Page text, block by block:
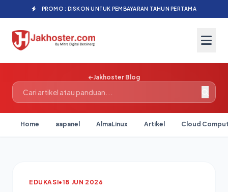
PROMO : DISKON UNTUK PEMBAYARAN TAHUN PERTAMA
Jakhoster Blog
Home aapanel AlmaLinux Artikel Cloud
EDUKASI•18 JUN 2026